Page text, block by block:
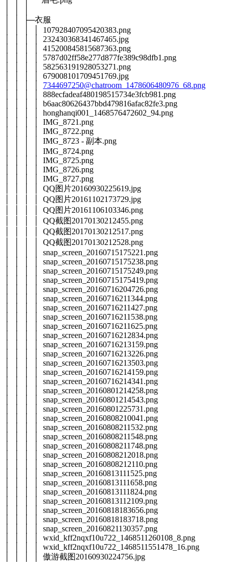
│ │ ├─衣服
│ │ │ │ 107928407095420383.png
│ │ │ │ 232430368341467465.jpg
│ │ │ │ 415200845815687363.png
│ │ │ │ 5787d02ff58e277d877fe389c98dfb1.png
│ │ │ │ 582563191928053271.png
│ │ │ │ 679008101709451769.jpg
7344697250@chatroom_1478606480976_68.png
│ │ │ │ 888ecfadeaf480198515734e3fcb981.png
│ │ │ │ b6aac80626437bbd479816afac82fe3.png
│ │ │ │ honghanqi001_1468576472602_94.png
│ │ │ │ IMG_8721.png
│ │ │ │ IMG_8722.png
│ │ │ │ IMG_8723 - 副本.png
│ │ │ │ IMG_8724.png
│ │ │ │ IMG_8725.png
│ │ │ │ IMG_8726.png
│ │ │ │ IMG_8727.png
│ │ │ │ QQ图片20160930225619.jpg
│ │ │ │ QQ图片20161102173729.jpg
│ │ │ │ QQ图片20161106103346.png
│ │ │ │ QQ截图20170130212455.png
│ │ │ │ QQ截图20170130212517.png
│ │ │ │ QQ截图20170130212528.png
│ │ │ │ snap_screen_20160715175221.png
│ │ │ │ snap_screen_20160715175238.png
│ │ │ │ snap_screen_20160715175249.png
│ │ │ │ snap_screen_20160715175419.png
│ │ │ │ snap_screen_20160716204726.png
│ │ │ │ snap_screen_20160716211344.png
│ │ │ │ snap_screen_20160716211427.png
│ │ │ │ snap_screen_20160716211538.png
│ │ │ │ snap_screen_20160716211625.png
│ │ │ │ snap_screen_20160716212834.png
│ │ │ │ snap_screen_20160716213159.png
│ │ │ │ snap_screen_20160716213226.png
│ │ │ │ snap_screen_20160716213503.png
│ │ │ │ snap_screen_20160716214159.png
│ │ │ │ snap_screen_20160716214341.png
│ │ │ │ snap_screen_20160801214258.png
│ │ │ │ snap_screen_20160801214543.png
│ │ │ │ snap_screen_20160801225731.png
│ │ │ │ snap_screen_20160808210041.png
│ │ │ │ snap_screen_20160808211532.png
│ │ │ │ snap_screen_20160808211548.png
│ │ │ │ snap_screen_20160808211748.png
│ │ │ │ snap_screen_20160808212018.png
│ │ │ │ snap_screen_20160808212110.png
│ │ │ │ snap_screen_20160813111525.png
│ │ │ │ snap_screen_20160813111658.png
│ │ │ │ snap_screen_20160813111824.png
│ │ │ │ snap_screen_20160813112109.png
│ │ │ │ snap_screen_20160818183656.png
│ │ │ │ snap_screen_20160818183718.png
│ │ │ │ snap_screen_20160821130357.png
│ │ │ │ wxid_kff2nqxf10u722_1468511260108_8.png
│ │ │ │ wxid_kff2nqxf10u722_1468511551478_16.png
│ │ │ │ 傲游截图20160930224756.jpg